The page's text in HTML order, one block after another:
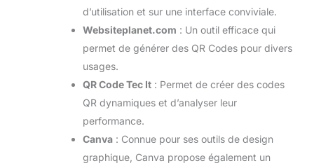
d’utilisation et sur une interface conviviale.
Websiteplanet.com : Un outil efficace qui
permet de générer des QR Codes pour divers
usages.
QR Code Tec It : Permet de créer des codes
QR dynamiques et d’analyser leur
performance.
Canva : Connue pour ses outils de design
graphique, Canva propose également un